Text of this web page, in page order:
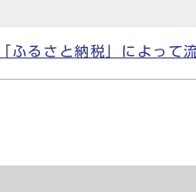
ふるさと納税」によって